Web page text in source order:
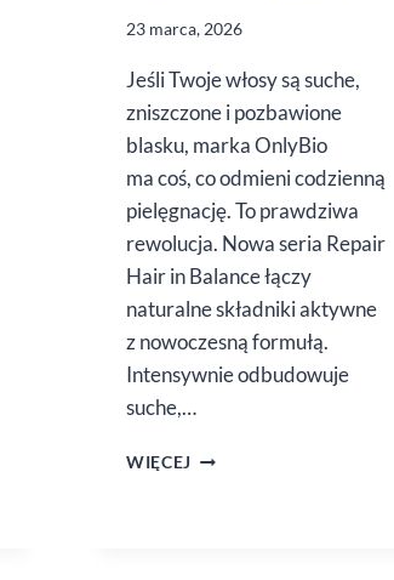
23 marca, 2026
Jeśli Twoje włosy są suche,
zniszczone i pozbawione
blasku, marka OnlyBio
ma coś, co odmieni codzienną
pielęgnację. To prawdziwa
rewolucja. Nowa seria Repair
Hair in Balance łączy
naturalne składniki aktywne
z nowoczesną formułą.
Intensywnie odbudowuje
suche,…
WIĘCEJ HAIR